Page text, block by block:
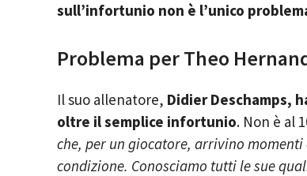
sull’infortunio non è l’unico
Problema per Theo
Il suo allenatore, Didier Deschamps,
oltre il semplice infortunio. Non è al
che, per un giocatore, arrivino momenti
condizione. Conosciamo tutti le sue